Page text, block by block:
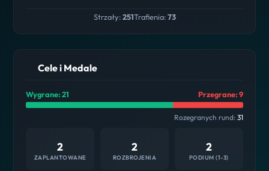
Strzały:251Trafienia:73
Cele i Medale
Wygrane: 21 Przegrane: 9
Rozegranych rund: 31
2
ZAPLANTOWANE
2
ROZBROJENIA
2
PODIUM (1-3)